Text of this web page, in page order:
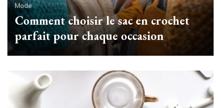
Mode
Comment choisir le sac en crochet
parfait pour chaque occasion